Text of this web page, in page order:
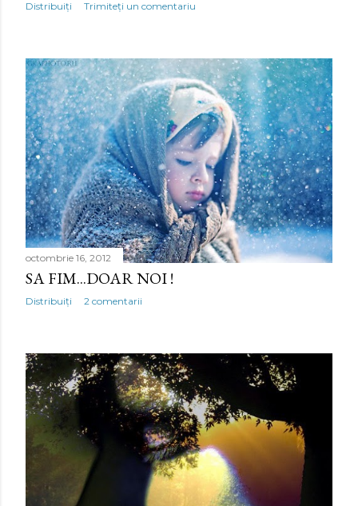
Distribuiți Trimiteți un comentariu
octombrie 16, 2012
SA FIM...DOAR NOI !
Distribuiți 2 comentarii